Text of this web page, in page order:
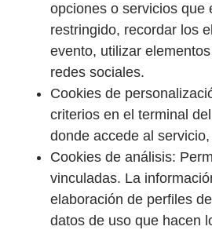
opciones o servicios que
restringido, recordar los
evento, utilizar
redes sociales.
Cookies de
criterios en el terminal
donde accede al servicio,
Cookies de análisis:
vinculadas. La
elaboración de perfiles
datos de uso que hacen